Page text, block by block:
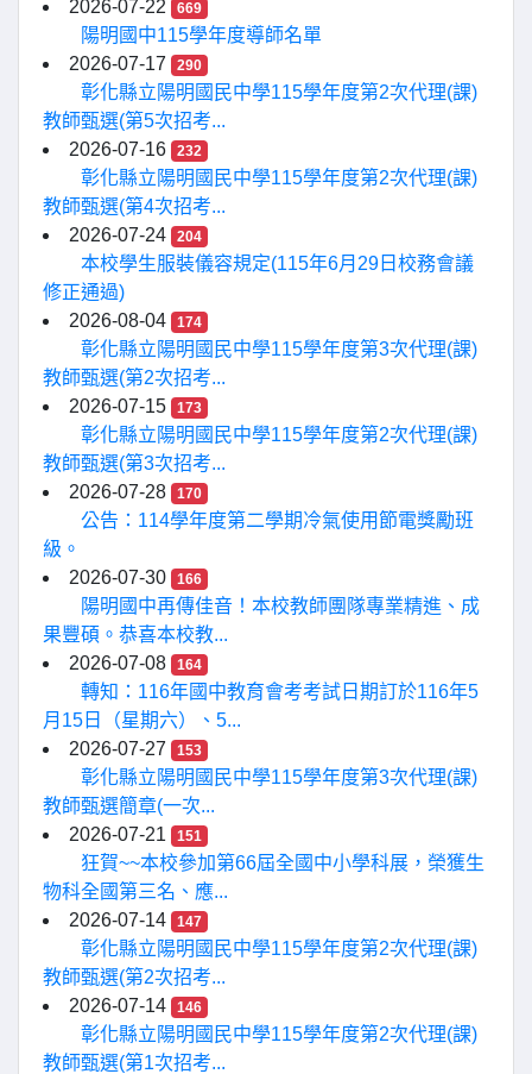
2026-07-22
669
陽明國中115學年度導師名單
2026-07-17
290
彰化縣立陽明國民中學115學年度第2次代理(課)
教師甄選(第5次招考...
2026-07-16
232
彰化縣立陽明國民中學115學年度第2次代理(課)
教師甄選(第4次招考...
2026-07-24
204
本校學生服裝儀容規定(115年6月29日校務會議
修正通過)
2026-08-04
174
彰化縣立陽明國民中學115學年度第3次代理(課)
教師甄選(第2次招考...
2026-07-15
173
彰化縣立陽明國民中學115學年度第2次代理(課)
教師甄選(第3次招考...
2026-07-28
170
公告：114學年度第二學期冷氣使用節電獎勵班
級。
2026-07-30
166
陽明國中再傳佳音！本校教師團隊專業精進、成
果豐碩。恭喜本校教...
2026-07-08
164
轉知：116年國中教育會考考試日期訂於116年5
月15日（星期六）、5...
2026-07-27
153
彰化縣立陽明國民中學115學年度第3次代理(課)
教師甄選簡章(一次...
2026-07-21
151
狂賀~~本校參加第66屆全國中小學科展，榮獲生
物科全國第三名、應...
2026-07-14
147
彰化縣立陽明國民中學115學年度第2次代理(課)
教師甄選(第2次招考...
2026-07-14
146
彰化縣立陽明國民中學115學年度第2次代理(課)
教師甄選(第1次招考...